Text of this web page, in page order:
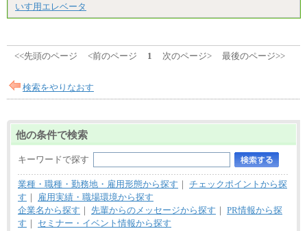
いす用エレベータ
<<先頭のページ <前のページ 1 次のページ> 最後のページ>>
検索をやりなおす
他の条件で検索
キーワードで探す
業種・職種・勤務地・雇用形態から探す ｜ チェックポイントから探
す ｜
雇用実績・職場環境から探す
企業名から探す ｜ 先輩からのメッセージから探す ｜ PR情報から探
す ｜ セミナー・イベント情報から探す